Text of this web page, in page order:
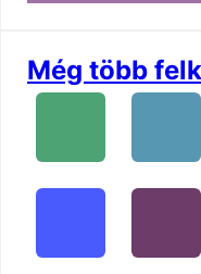
Még több